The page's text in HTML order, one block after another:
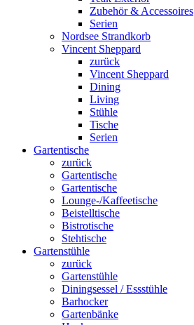
Zubehör & Accessoires
Serien
Nordsee Strandkorb
Vincent Sheppard
zurück
Vincent Sheppard
Dining
Living
Stühle
Tische
Serien
Gartentische
zurück
Gartentische
Gartentische
Lounge-/Kaffeetische
Beistelltische
Bistrotische
Stehtische
Gartenstühle
zurück
Gartenstühle
Diningsessel / Essstühle
Barhocker
Gartenbänke